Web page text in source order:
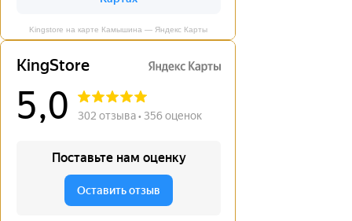
Kingstore на карте Камышина — Яндекс Карты